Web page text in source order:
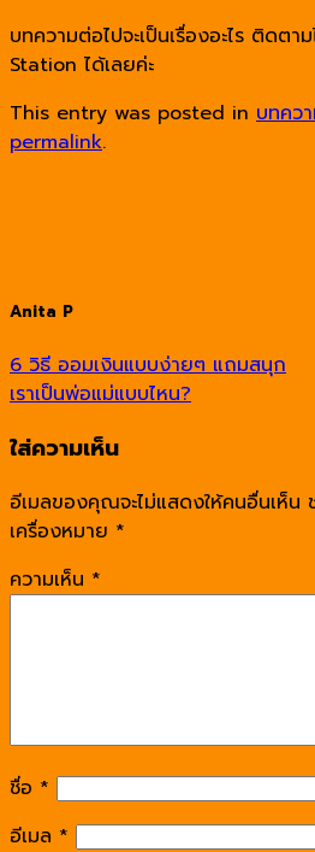
บทความต่อไปจะเป็นเรื่องอะไร ติดต
Station ได้เลยค่ะ
This entry was posted in บทคว
permalink.
Anita P
6 วิธี ออมเงินแบบง่ายๆ แถมสนุก
เราเป็นพ่อแม่แบบไหน?
ใส่ความเห็น
อีเมลของคุณจะไม่แสดงให้คนอื่นเห็น
เครื่องหมาย *
ความเห็น *
ชื่อ *
อีเมล *